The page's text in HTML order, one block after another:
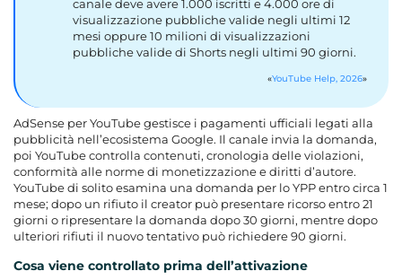
canale deve avere 1.000 iscritti e 4.000 ore di
visualizzazione pubbliche valide negli ultimi 12
mesi oppure 10 milioni di visualizzazioni
pubbliche valide di Shorts negli ultimi 90 giorni.
YouTube Help, 2026
AdSense per YouTube gestisce i pagamenti ufficiali legati alla
pubblicità nell’ecosistema Google. Il canale invia la domanda,
poi YouTube controlla contenuti, cronologia delle violazioni,
conformità alle norme di monetizzazione e diritti d’autore.
YouTube di solito esamina una domanda per lo YPP entro circa 1
mese; dopo un rifiuto il creator può presentare ricorso entro 21
giorni o ripresentare la domanda dopo 30 giorni, mentre dopo
ulteriori rifiuti il nuovo tentativo può richiedere 90 giorni.
Cosa viene controllato prima dell’attivazione